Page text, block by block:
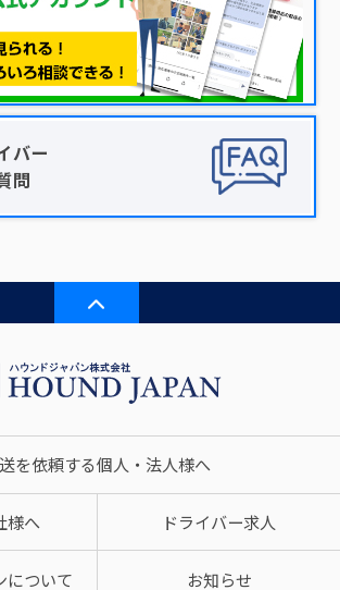
バー
問
を依頼する個人・法人様へ
様へ ドライバー求人
について お知らせ